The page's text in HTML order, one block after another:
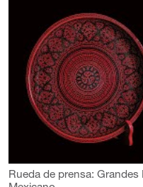
Rueda de prensa: